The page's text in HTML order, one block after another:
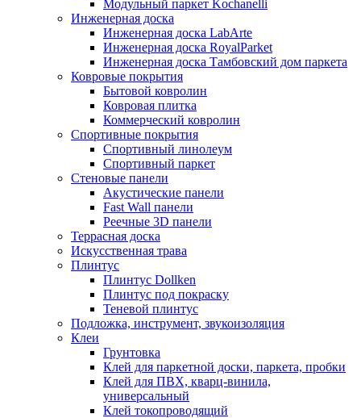
Модульный паркет Kochanelli
Инженерная доска
Инженерная доска LabArte
Инженерная доска RoyalParket
Инженерная доска Тамбовский дом паркета
Ковровые покрытия
Бытовой ковролин
Ковровая плитка
Коммерческий ковролин
Спортивные покрытия
Спортивный линолеум
Спортивный паркет
Стеновые панели
Акустические панели
Fast Wall панели
Реечные 3D панели
Террасная доска
Искусственная трава
Плинтус
Плинтус Dollken
Плинтус под покраску
Теневой плинтус
Подложка, инструмент, звукоизоляция
Клеи
Грунтовка
Клей для паркетной доски, паркета, пробки
Клей для ПВХ, кварц-винила,
универсальный
Клей токопроводящий